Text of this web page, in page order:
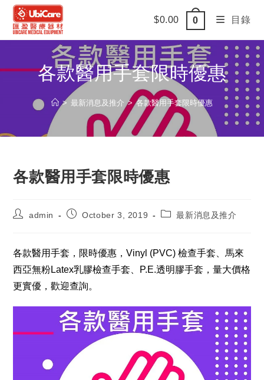
Skip
content
$0.00 0 目錄
各款醫用手套限時優惠
> 最新消息及推介 > 各款醫用手套限時優惠
各款醫用手套限時優惠
Postadmin
PostOctober 3, 2019
Post最新消息及推介
各款醫用手套，限時優惠，Vinyl (PVC) 檢查手套、馬來
西亞無粉Latex乳膠檢查手套、P.E.透明膠手套，量大價格
更實優，歡迎查詢。